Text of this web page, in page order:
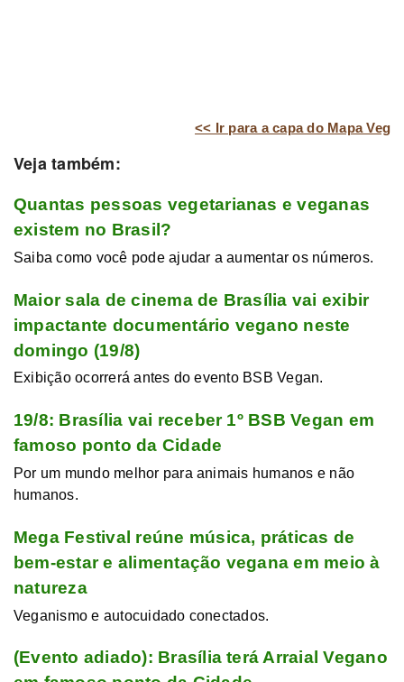
<< Ir para a capa do Mapa Veg
Veja também:
Quantas pessoas vegetarianas e veganas
existem no Brasil?
Saiba como você pode ajudar a aumentar os números.
Maior sala de cinema de Brasília vai exibir
impactante documentário vegano neste
domingo (19/8)
Exibição ocorrerá antes do evento BSB Vegan.
19/8: Brasília vai receber 1º BSB Vegan em
famoso ponto da Cidade
Por um mundo melhor para animais humanos e não
humanos.
Mega Festival reúne música, práticas de
bem-estar e alimentação vegana em meio à
natureza
Veganismo e autocuidado conectados.
(Evento adiado): Brasília terá Arraial Vegano